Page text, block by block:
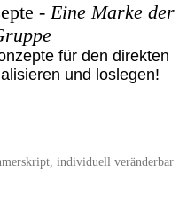
- Eine Marke der
für den direkten
und loslegen!
individuell veränderbar